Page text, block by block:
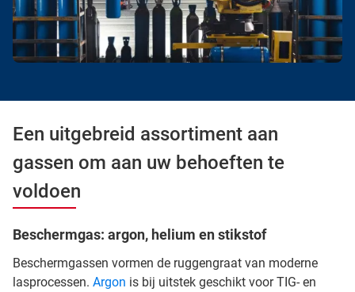
Een uitgebreid assortiment aan
gassen om aan uw behoeften te
voldoen
Beschermgas: argon, helium en stikstof
Beschermgassen vormen de ruggengraat van moderne
lasprocessen. Argon is bij uitstek geschikt voor TIG- en